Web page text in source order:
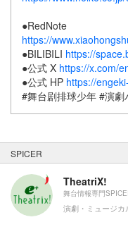
●RedNote
https://
●BILIBILI https://
●公式 X https://x.com/
●公式 HP https://
#舞台剧排球少年 #演劇
SPICER
TheatriX!
舞台情報専門
演劇・ミュージカ